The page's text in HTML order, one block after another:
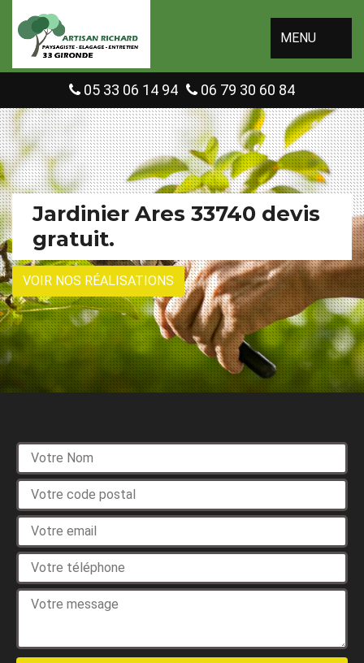
MENU
05 33 06 14 94 06 79 30 60 84
Jardinier Ares 33740 devis
gratuit.
VOIR NOS RÉALISATIONS